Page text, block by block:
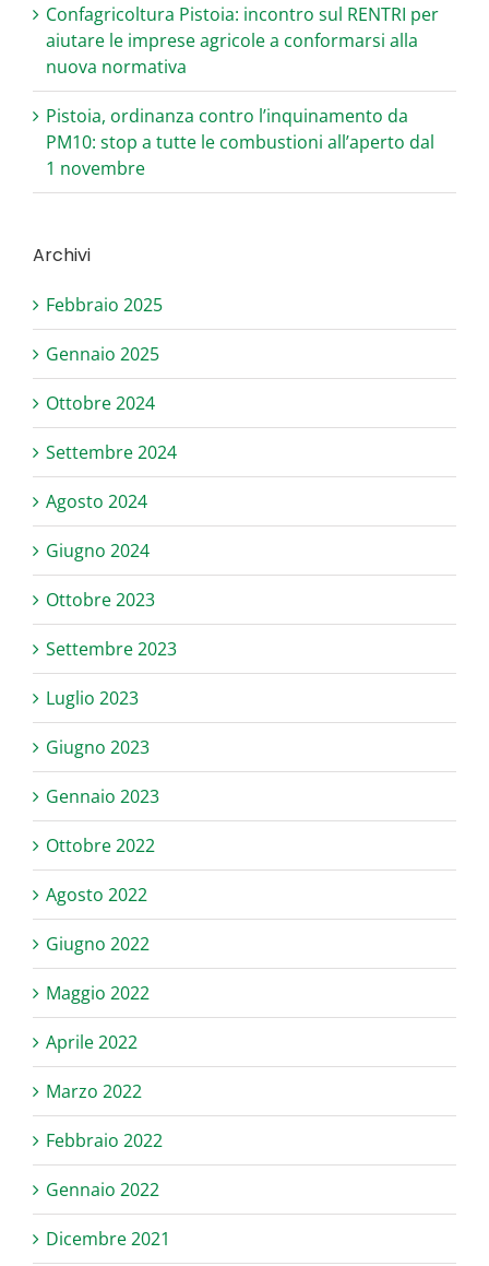
Confagricoltura Pistoia: incontro sul RENTRI per
aiutare le imprese agricole a conformarsi alla
nuova normativa
Pistoia, ordinanza contro l’inquinamento da
PM10: stop a tutte le combustioni all’aperto dal
1 novembre
Archivi
Febbraio 2025
Gennaio 2025
Ottobre 2024
Settembre 2024
Agosto 2024
Giugno 2024
Ottobre 2023
Settembre 2023
Luglio 2023
Giugno 2023
Gennaio 2023
Ottobre 2022
Agosto 2022
Giugno 2022
Maggio 2022
Aprile 2022
Marzo 2022
Febbraio 2022
Gennaio 2022
Dicembre 2021